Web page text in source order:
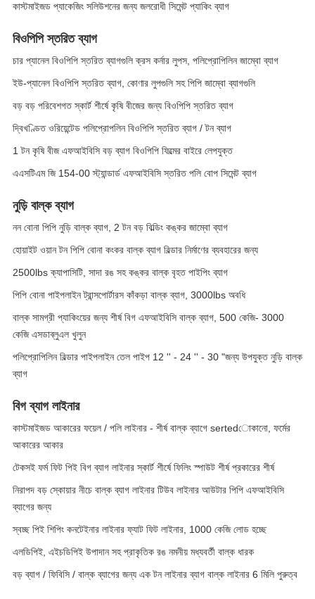
কাস্টমাইজড প্যাকেজিং সলিউশনের জন্য জলরোধী সিমেন্ট প্যাকিং ব্যাগ
বিওপিপি স্তরিত ব্যাগ
চার প্যানেল বিওপিপি স্তরিত ব্যাগগুলি ক্রস কর্নার লুপস, পলিপ্রোপিলিন জাম্বো ব্যাগ
ইউ-প্যানেল বিওপিপি স্তরিত ব্যাগ, কোণার লুপগুলি সহ পিপি জাম্বো ব্যাগগুলি
বড় বড় পরিবেশগত স্কার্ট শীর্ষে কৃষি বীজের জন্য বিওপিপি স্তরিত ব্যাগ
দ্বিখণ্ডিত ওরিয়েন্টেড পলিপ্রোপলিন বিওপিপি স্তরিত ব্যাগ / টন ব্যাগ
1 টন কৃষি বীজ এফআইবিসি বড় ব্যাগ বিওপিপি ফিল্মের বাইরে লেপযুক্ত
এএসটিএম জি 154-00 স্ট্যান্ডার্ড এফআইবিসি স্তরিত পলি বোপ সিমেন্ট ব্যাগ
নুড়ি বাল্ক ব্যাগ
নন বোনা পিপি নুড়ি বাল্ক ব্যাগ, 2 টন বড় বিল্ডিং কঙ্কর জাম্বো ব্যাগ
হোয়াইট ওয়ান টন পিপি বোনা কংকর বাল্ক ব্যাগ বিল্ডার নির্মাণের ব্যবহারের জন্য
2500lbs ক্যাপাসিটি, সাদা রঙ সহ কঙ্কর বাল্ক বৃহত পাইপিং ব্যাগ
পিপি বোনা পাইপলাইন ট্রান্সপোর্টারস কাঁকড়া বাল্ক ব্যাগ, 3000lbs অবধি
বাল্ক সামগ্রী প্যাকিংয়ের জন্য শীর্ষ বিগ এফআইবিসি বাল্ক ব্যাগ, 500 কেজি- 3000
কেজি এসডাব্লুএল খুলুন
পলিপ্রোপিলিন বিল্ডার পাইপলাইন তেল পাইপ 12 '' - 24 '' - 30 "জন্য উপযুক্ত নুড়ি বাল্ক
ব্যাগ
বিগ ব্যাগ লাইনার
কাস্টমাইজড আকারের ফয়েল / পলি লাইনার - শীর্ষ বাল্ক ব্যাগে sertedোকানো, ফর্মের
আকারের আকার
টেকসই ফর্ম ফিট পিই বিগ ব্যাগ লাইনার স্কার্ট শীর্ষে ফিলিং স্পাউট শীর্ষ প্রকারের শীর্ষ
নিরাপদ বড় স্কোয়ার নীচে বাল্ক ব্যাগ লাইনার টিউব লাইনার আউটার পিপি এফআইবিসি
ব্যাগের জন্য
স্বচ্ছ পিই শিপিং কনটেইনার লাইনার ফ্যাট ফিট লাইনার, 1000 কেজি লোড হচ্ছে
এলডিপিই, এইচডিপিই উপাদান সহ প্রাকৃতিক রঙ নমনীয় মধ্যবর্তী বাল্ক ধারক
বড় ব্যাগ / ফিবিসি / বাল্ক ব্যাগের জন্য এক টন লাইনার ব্যাগ বাল্ক লাইনার 6 মিলি পুরুত্ব